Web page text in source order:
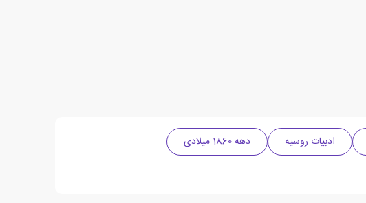
ادبیات روسیه
دهه 1860 میلادی